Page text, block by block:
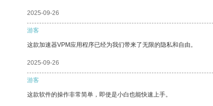
2025-09-26
游客
这款加速器VPM应用程序已经为我们带来了无限的隐私和自由。
2025-09-26
游客
这款软件的操作非常简单，即使是小白也能快速上手。